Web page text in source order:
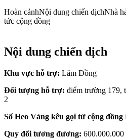
Hoàn cảnhNội dung chiến dịchNhà
tức cộng đồng
Nội dung chiến dịch
Khu vực hỗ trợ: Lâm Đồng
Đối tượng hỗ trợ: điểm trường 179,
2
Số Heo Vàng kêu gọi từ cộng
Quy đổi tương đương: 600.000.000